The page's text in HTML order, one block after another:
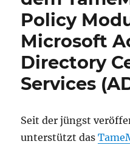
Policy
Microsoft
Directory
Services
Seit der jüngst
unterstützt das